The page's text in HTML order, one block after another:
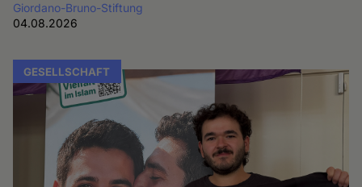
Giordano-Bruno-Stiftung
04.08.2026
GESELLSCHAFT